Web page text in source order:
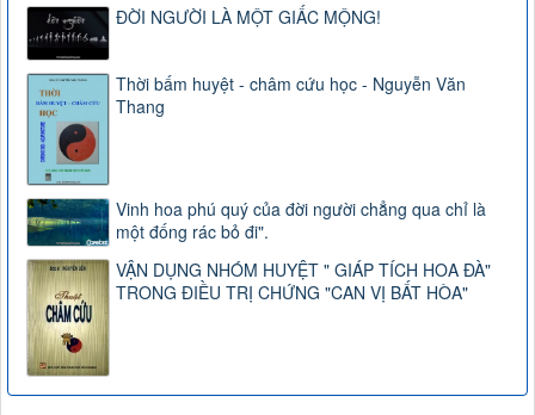
ĐỜI NGƯỜI LÀ MỘT GIẤC MỘNG!
Thời bấm huyệt - châm cứu học - Nguyễn Văn
Thang
Vinh hoa phú quý của đời người chẳng qua chỉ là
một đống rác bỏ đi".
VẬN DỤNG NHÓM HUYỆT " GIÁP TÍCH HOA ĐÀ"
TRONG ĐIỀU TRỊ CHỨNG "CAN VỊ BẤT HÒA"